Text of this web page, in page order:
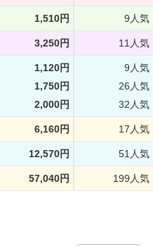
1,510円 9人気
3,250円 11人気
1,120円
9人気
1,750円
26人気
2,000円 32人気
6,160円 17人気
12,570円 51人気
57,040円 199人気